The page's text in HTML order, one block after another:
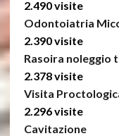
2.490 visite
Odontoiatria
2.390 visite
Rasoira
2.378 visite
Visita
2.296 visite
Cavitazione